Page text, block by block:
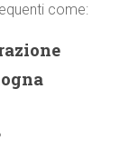
come: